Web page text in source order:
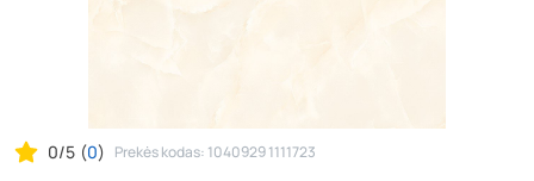
0/5 (0) Prekės kodas: 1040929 1111723